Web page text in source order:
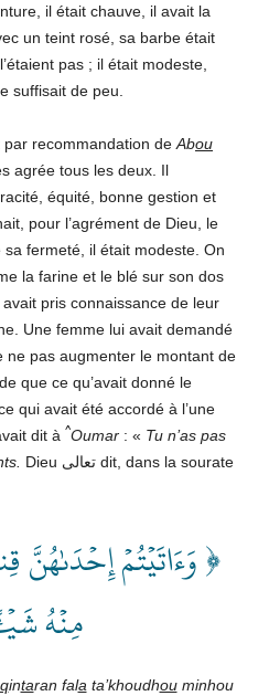
il était chauve, il avait la
un teint rosé, sa barbe était
pas ; il était modeste,
suffisait de peu.
recommandation de Abou
agrée tous les deux. Il
équité, bonne gestion et
pour l’agrément de Dieu, le
fermeté, il était modeste. On
la farine et le blé sur son dos
pris connaissance de leur
Une femme lui avait demandé
ne pas augmenter le montant de
que ce qu’avait donné le
dit à ^Oumar : « Tu n’as pas
Dieu تعالى dit, dans la sourate
﴿ وَءَاتَيۡتُمۡ إِحۡدَىٰهُنَّ
مِنۡهُ
qintaran fala ta’khoudhouminhou